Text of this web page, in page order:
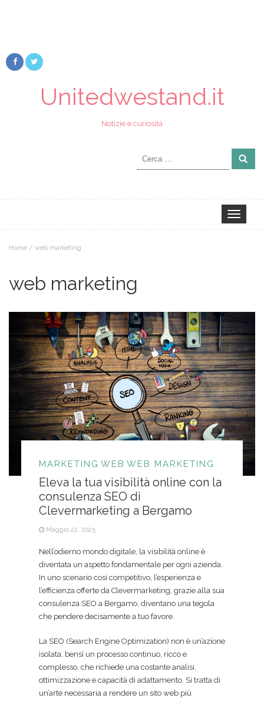
Unitedwestand.it
Notizie e curiosità
Ricerca
Toggle
navigation
Home / web marketing
web marketing
MARKETING WEB WEB MARKETING
Eleva la tua visibilità online con la
consulenza SEO di
Clevermarketing a Bergamo
Maggio 22, 2025
Nell’odierno mondo digitale, la visibilità online è
diventata un aspetto fondamentale per ogni azienda.
In uno scenario così competitivo, l’esperienza e
l’efficienza offerte da Clevermarketing, grazie alla sua
consulenza SEO a Bergamo, diventano una tegola
che pendere decisamente a tuo favore.
La SEO (Search Engine Optimization) non è un’azione
isolata, bensì un processo continuo, ricco e
complesso, che richiede una costante analisi,
ottimizzazione e capacità di adattamento. Si tratta di
un’arte necessaria a rendere un sito web più